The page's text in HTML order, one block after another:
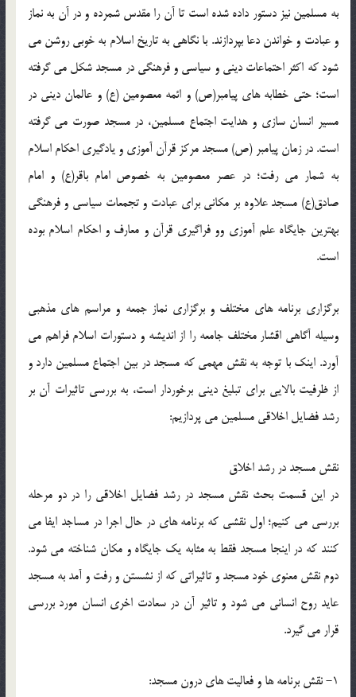
به مسلمین نیز دستور داده شده است تا آن را مقدس شمرده و در آن به نماز
و عبادت و خواندن دعا بپردازند. با نگاهی به تاریخ اسلام به خوبی روشن می
شود که اکثر احتماعات دینی و سیاسی و فرهنگی در مسجد شکل می گرفته
است؛ حتی خطابه های پیامبر(ص) و ائمه معصومین (ع) و عالمان دینی در
مسیر انسان سازی و هدایت اجتماع مسلمین، در مسجد صورت می گرفته
است. در زمان پیامبر (ص) مسجد مرکز قرآن آموزی و یادگیری احکام اسلام
به شمار می رفت؛ در عصر معصومین به خصوص امام باقر(ع) و امام
صادق(ع) مسجد علاوه بر مکانی برای عبادت و تجمعات سیاسی و فرهنگی
بهترین جایگاه علم آموزی وو فراگیری قرآن و معارف و احکام اسلام بوده
است.
برگزاری برنامه های مختلف و برگزاری نماز جمعه و مراسم های مذهبی
وسیله آگاهی اقشار مختلف جامعه را از اندیشه و دستورات اسلام فراهم می
آورد. اینک با توجه به نقش مهمی که مسجد در بین اجتماع مسلمین دارد و
از ظرفیت بالایی برای تبلیغ دینی برخوردار است، به بررسی تاثیرات آن بر
رشد فضایل اخلاقی مسلمین می پردازیم:
نقش مسجد در رشد اخلاق
در این قسمت بحث نقش مسجد در رشد فضایل اخلاقی را در دو مرحله
بررسی می کنیم؛ اول نقشی که برنامه های در حال اجرا در مساجد ایفا می
کنند که در اینجا مسجد فقط به مثابه یک جایگاه و مکان شناخته می شود.
دوم نقش معنوی خود مسجد و تاثیراتی که از نشستن و رفت و آمد به مسجد
عاید روح انسانی می شود و تاثیر آن در سعادت اخری انسان مورد بررسی
قرار می گیرد.
1- نقش برنامه ها و فعالیت های درون مسجد: